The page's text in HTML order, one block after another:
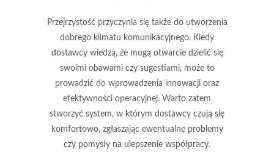
Przejrzystość przyczynia się także do utworzenia
dobrego klimatu komunikacyjnego. Kiedy
dostawcy wiedzą, że mogą otwarcie dzielić się
swoimi obawami czy sugestiami, może to
prowadzić do wprowadzenia innowacji oraz
efektywności operacyjnej. Warto zatem
stworzyć system, w którym dostawcy czują się
komfortowo, zgłaszając ewentualne problemy
czy pomysły na ulepszenie współpracy.